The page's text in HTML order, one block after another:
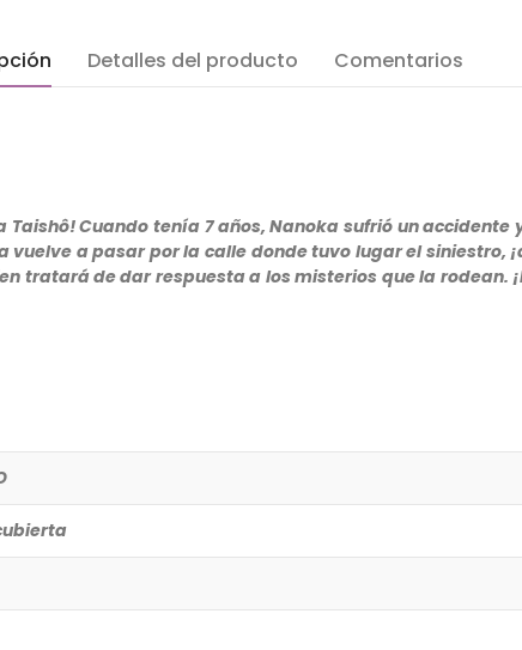
Detalles del producto Comentarios
Cuando tenía 7 años, Nanoka sufrió un accidente
a pasar por la calle donde tuvo lugar el siniestro,
tratará de dar respuesta a los misterios que la rodean.